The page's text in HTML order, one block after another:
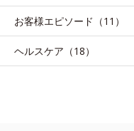
お客様エピソード（11）
ヘルスケア（18）